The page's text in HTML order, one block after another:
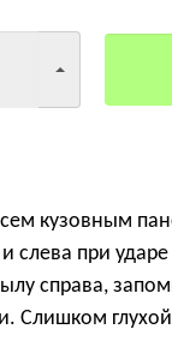
кузовным
и слева при
справа,
Слишком